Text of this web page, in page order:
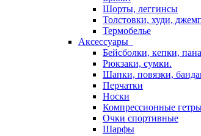
Шорты, леггинсы
Толстовки, худи,
Термобелье
Аксессуары
Бейсболки, кепки,
Рюкзаки, сумки.
Шапки, повязки,
Перчатки
Носки
Компрессионные
Очки спортивные
Шарфы